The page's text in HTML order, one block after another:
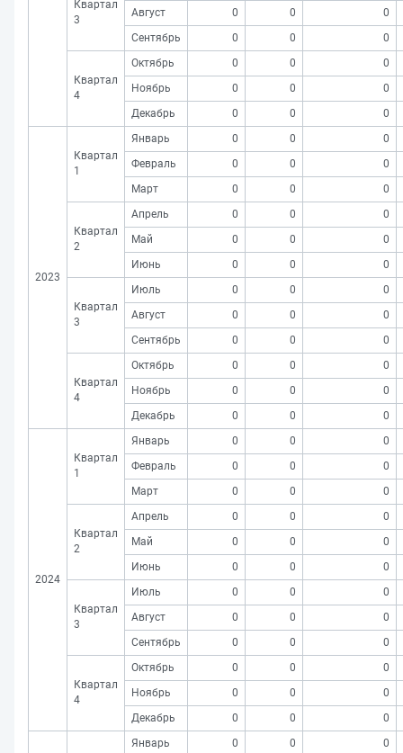
Квартал
3
Август 0 0
0
Сентябрь
0 0 0
Квартал
4
Октябрь 0 0
0
Ноябрь
0 0
0
Декабрь
0 0 0
2023
Квартал
1
Январь 0 0
0
Февраль
0 0
0
Март
0 0 0
Квартал
2
Апрель 0 0
0
Май
0 0
0
Июнь
0 0 0
Квартал
3
Июль 0 0
0
Август
0 0
0
Сентябрь
0 0 0
Квартал
4
Октябрь 0 0
0
Ноябрь
0 0
0
Декабрь
0 0 0
2024
Квартал
1
Январь 0 0
0
Февраль
0 0
0
Март
0 0 0
Квартал
2
Апрель 0 0
0
Май
0 0
0
Июнь
0 0 0
Квартал
3
Июль 0 0
0
Август
0 0
0
Сентябрь
0 0 0
Квартал
4
Октябрь 0 0
0
Ноябрь
0 0
0
Декабрь
0 0 0
Январь 0 0
0